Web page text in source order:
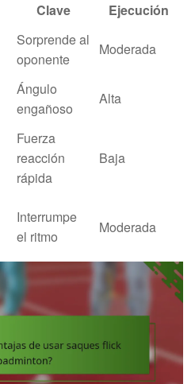
Clave
Ejecución
Sorprende al
oponente
Moderada
Ángulo
engañoso
Alta
Fuerza
reacción
rápida
Baja
Interrumpe
el ritmo
Moderada